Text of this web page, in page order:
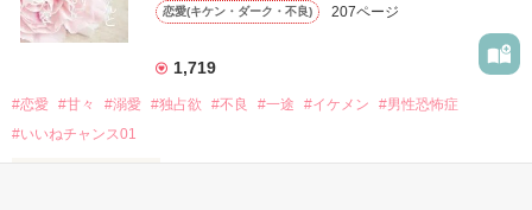
✨.ﾟ･*..☆.｡.:*✨.☆.｡.:. *:ﾟ✨.ﾟ･*..☆.｡.:*✨
冴木澪-SaekiMio
恋愛(キケン・ダーク・不良) 207ページ
1,719
#恋愛 #甘々 #溺愛 #独占欲 #不良 #一途 #イケメン
#男性恐怖症
#いいねチャンス01